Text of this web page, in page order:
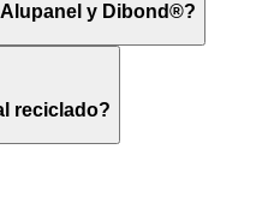
y Dibond®?
reciclado?